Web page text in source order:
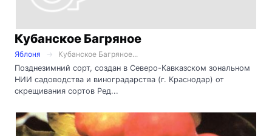
Кубанское Багряное
Яблоня
Кубанское Багряное...
Позднезимний сорт, создан в Северо-Кавказском зональном
НИИ садоводства и виноградарства (г. Краснодар) от
скрещивания сортов Ред...